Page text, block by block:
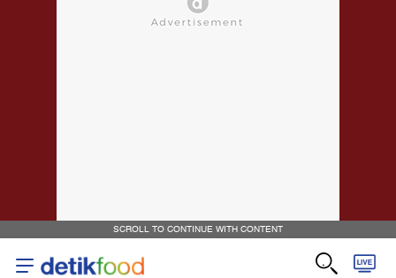
SCROLL TO CONTINUE WITH CONTENT